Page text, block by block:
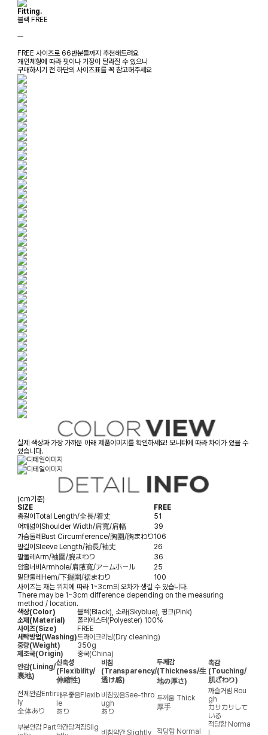
Fitting.
블랙 FREE
ㅡ
FREE 사이즈로 66반분들까지 추천해드려요
개인체형에 따라 핏이나 기장이 달라질 수 있으니
구매하시기 전 하단의 사이즈표를 꼭 참고해주세요
실제 색상과 가장 가까운 아래 제품이미지를 확인하세요! 모니터에 따라 차이가 있을 수
있습니다.
(cm기준)
SIZE
FREE
총길이Total Length/全長/着丈
51
어깨넓이Shoulder Width/肩寬/肩幅
39
가슴둘레Bust Circumference/胸圍/胸まわり106
팔길이Sleeve Length/袖長/袖丈
26
팔둘레Arm/袖圍/腕まわり
36
암홀너비Armhole/肩腋寬/アームホール
25
밑단둘레Hem/下擺圍/裾まわり
100
사이즈는 재는 위치에 따라 1~3cm의 오차가 생길 수 있습니다.
There may be 1~3cm difference depending on the measuring
method / location.
색상(Color)
블랙(Black), 소라(Skyblue), 핑크(Pink)
소재(Material)
폴리에스터(Polyester) 100%
사이즈(Size)
FREE
세탁방법(Washing)드라이크리닝(Dry cleaning)
중량(Weight)
350g
제조국(Origin)
중국(China)
안감(Lining/
裏地)
신축성
(Flexibility/
伸縮性)
비침
(Transparency/
透け感)
두께감
(Thickness/生
地の厚さ)
촉감
(Touching/
肌ざわり)
전체안감Entir
ly
全体あり
매우좋음Flexib
le
あり
비침있음See-thro
ugh
あり
두꺼움 Thick
厚手
까슬거림 Rou
gh
カサカサして
いる
부분안감 Part약간당겨짐Slig
비침약간 Slightly 적당함 Normal
적당함 Norma
l